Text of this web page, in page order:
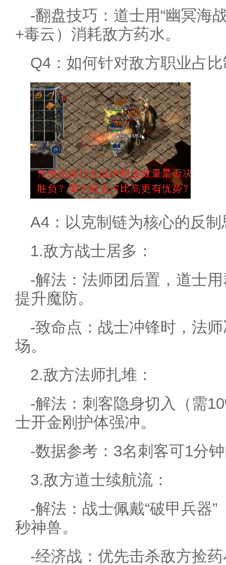
-翻盘技巧：道士用“幽冥海
+毒云）消耗敌方药水。
Q4：如何针对敌方职业占
A4：以克制链为核心的反制
1.敌方战士居多：
-解法：法师团后置，道士
提升魔防。
-致命点：战士冲锋时，法
场。
2.敌方法师扎堆：
-解法：刺客隐身切入（需
士开金刚护体强冲。
-数据参考：3名刺客可1分
3.敌方道士续航流：
-解法：战士佩戴“破甲兵器
秒神兽。
-经济战：优先击杀敌方捡